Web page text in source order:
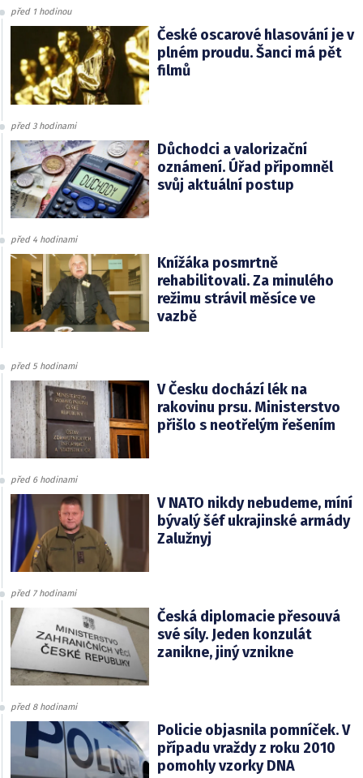
před 1 hodinou
České oscarové hlasování je v
plném proudu. Šanci má pět
filmů
před 3 hodinami
Důchodci a valorizační
oznámení. Úřad připomněl
svůj aktuální postup
před 4 hodinami
Knížáka posmrtně
rehabilitovali. Za minulého
režimu strávil měsíce ve
vazbě
před 5 hodinami
V Česku dochází lék na
rakovinu prsu. Ministerstvo
přišlo s neotřelým řešením
před 6 hodinami
V NATO nikdy nebudeme, míní
bývalý šéf ukrajinské armády
Zalužnyj
před 7 hodinami
Česká diplomacie přesouvá
své síly. Jeden konzulát
zanikne, jiný vznikne
před 8 hodinami
Policie objasnila pomníček. V
případu vraždy z roku 2010
pomohly vzorky DNA